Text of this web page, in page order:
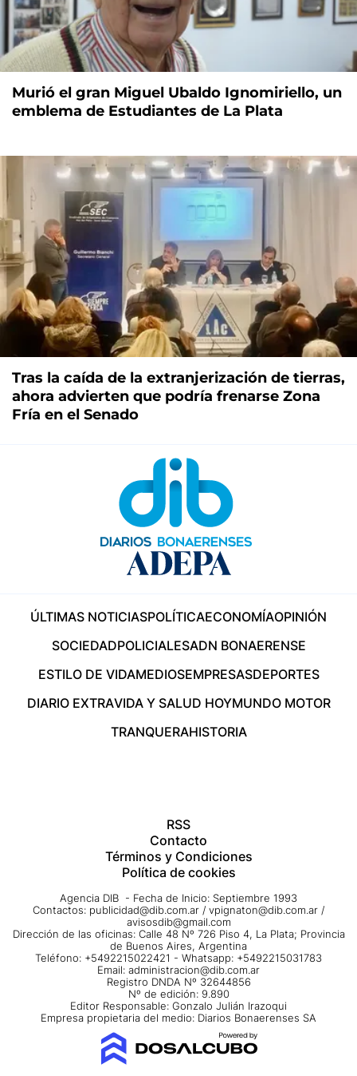
Murió el gran Miguel Ubaldo Ignomiriello, un
emblema de Estudiantes de La Plata
Tras la caída de la extranjerización de tierras,
ahora advierten que podría frenarse Zona
Fría en el Senado
ÚLTIMAS NOTICIASPOLÍTICAECONOMÍAOPINIÓN
SOCIEDADPOLICIALESADN BONAERENSE
ESTILO DE VIDAMEDIOSEMPRESASDEPORTES
DIARIO EXTRAVIDA Y SALUD HOYMUNDO MOTOR
TRANQUERAHISTORIA
RSS
Contacto
Términos y Condiciones
Política de cookies
Agencia DIB - Fecha de Inicio: Septiembre 1993
Contactos: publicidad@dib.com.ar / vpignaton@dib.com.ar /
avisosdib@gmail.com
Dirección de las oficinas: Calle 48 Nº 726 Piso 4, La Plata; Provincia
de Buenos Aires, Argentina
Teléfono: +5492215022421 - Whatsapp: +5492215031783
Email: administracion@dib.com.ar
Registro DNDA Nº 32644856
Nº de edición: 9.890
Editor Responsable: Gonzalo Julián Irazoqui
Empresa propietaria del medio: Diarios Bonaerenses SA